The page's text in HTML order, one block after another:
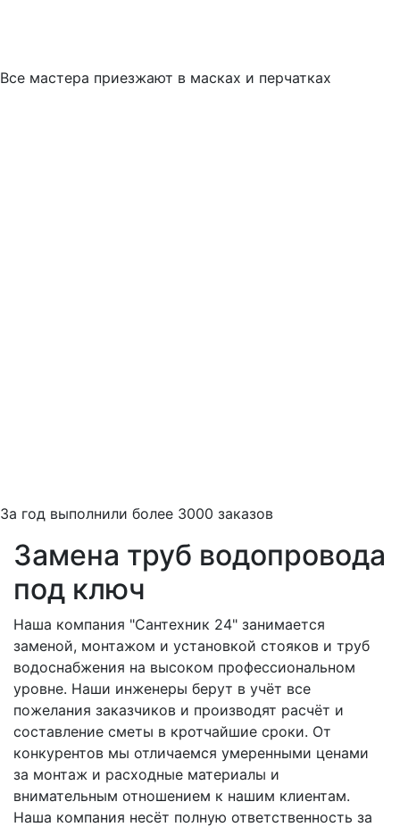
Все мастера приезжают в масках и перчатках
За год выполнили более 3000 заказов
Замена труб водопровода
под ключ
Наша компания "Сантехник 24" занимается
заменой, монтажом и установкой стояков и труб
водоснабжения на высоком профессиональном
уровне. Наши инженеры берут в учёт все
пожелания заказчиков и производят расчёт и
составление сметы в кротчайшие сроки. От
конкурентов мы отличаемся умеренными ценами
за монтаж и расходные материалы и
внимательным отношением к нашим клиентам.
Наша компания несёт полную ответственность за